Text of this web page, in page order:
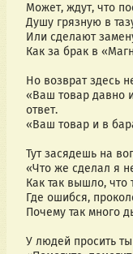
Может, ждут, что
Душу грязную в
Или сделают
Как за брак в
Но возврат здесь
«Ваш товар давно
ответ.
«Ваш товар и в
Тут засядешь на
«Что же сделал я
Как так вышло, что
Где ошибся,
Почему так много
У людей просить